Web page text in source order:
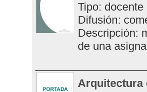
Tipo: docente
Difusión:
Descripción:
de una
Arquitectura